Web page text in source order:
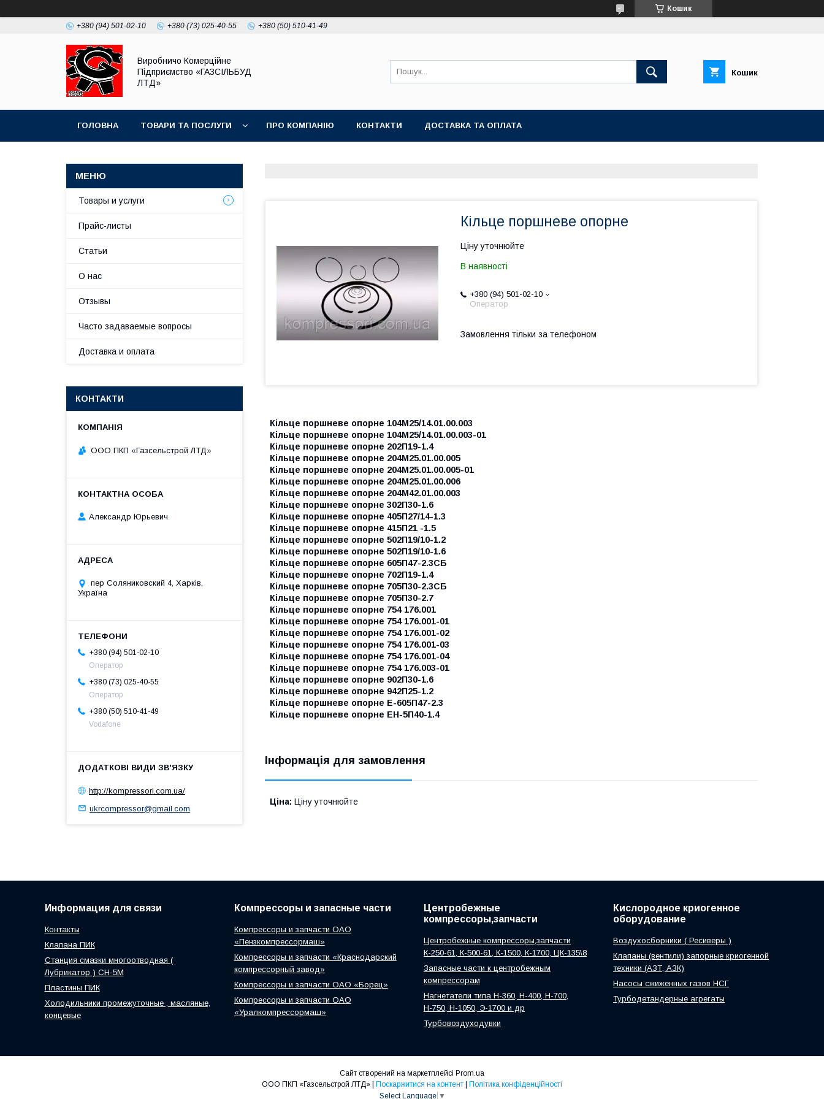
Кошик
+380 (94) 501-02-10 +380 (73) 025-40-55 +380 (50) 510-41-49
Виробничо Комерційне
Підприємство «ГАЗСIЛЬБУД
ЛТД»
Кошик
ГОЛОВНА ТОВАРИ ТА ПОСЛУГИ ПРО КОМПАНІЮ КОНТАКТИ ДОСТАВКА ТА ОПЛАТА
Кільце поршневе опорне
Ціну уточнюйте
В наявності
+380 (94) 501-02-10
Оператор
Замовлення тільки за телефоном
Кільце поршневе опорне 104М25/14.01.00.003
Кільце поршневе опорне 104М25/14.01.00.003-01
Кільце поршневе опорне 202П19-1.4
Кільце поршневе опорне 204М25.01.00.005
Кільце поршневе опорне 204М25.01.00.005-01
Кільце поршневе опорне 204М25.01.00.006
Кільце поршневе опорне 204М42.01.00.003
Кільце поршневе опорне 302П30-1.6
Кільце поршневе опорне 405П27/14-1.3
Кільце поршневе опорне 415П21 -1.5
Кільце поршневе опорне 502П19/10-1.2
Кільце поршневе опорне 502П19/10-1.6
Кільце поршневе опорне 605П47-2.3СБ
Кільце поршневе опорне 702П19-1.4
Кільце поршневе опорне 705П30-2.3СБ
Кільце поршневе опорне 705П30-2.7
Кільце поршневе опорне 754 176.001
Кільце поршневе опорне 754 176.001-01
Кільце поршневе опорне 754 176.001-02
Кільце поршневе опорне 754 176.001-03
Кільце поршневе опорне 754 176.001-04
Кільце поршневе опорне 754 176.003-01
Кільце поршневе опорне 902П30-1.6
Кільце поршневе опорне 942П25-1.2
Кільце поршневе опорне Е-605П47-2.3
Кільце поршневе опорне ЕН-5П40-1.4
Інформація для замовлення
Ціна: Ціну уточнюйте
Товары и услуги
Прайс-листы
Статьи
О нас
Отзывы
Часто задаваемые вопросы
Доставка и оплата
КОНТАКТИ
ООО ПКП «Газсельстрой ЛТД»
Александр Юрьевич
пер Соляниковский 4, Харків,
Україна
+380 (94) 501-02-10
Оператор
+380 (73) 025-40-55
Оператор
+380 (50) 510-41-49
Vodafone
http://kompressori.com.ua/
ukrcompressor@gmail.com
Информация для связи
Контакты
Клапана ПИК
Станция смазки многоотводная (
Лубрикатор ) СН-5М
Пластины ПИК
Холодильники промежуточные , масляные,
концевые
Компрессоры и запасные части
Компрессоры и запчасти ОАО
«Пензкомпрессормаш»
Компрессоры и запчасти «Краснодарский
компрессорный завод»
Компрессоры и запчасти ОАО «Борец»
Компрессоры и запчасти ОАО
«Уралкомпрессормаш»
Центробежные
компрессоры,запчасти
Центробежные компрессоры,запчасти
К-250-61, К-500-61, К-1500, К-1700, ЦК-135\8
Запасные части к центробежным
компрессорам
Нагнетатели типа Н-360, Н-400, Н-700,
Н-750, Н-1050, Э-1700 и др
Турбовоздуходувки
Кислородное криогенное
оборудование
Воздухосборники ( Ресиверы )
Клапаны (вентили) запорные криогенной
техники (АЗТ, АЗК)
Насосы сжиженных газов НСГ
Турбодетандерные агрегаты
Сайт створений на маркетплейсі Prom.ua
Поскаржитися на контент
Політика конфіденційності
Select Language ▼